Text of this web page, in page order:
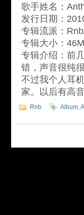
歌手姓名：
发行日期：
专辑流派：
专辑大小：
专辑介绍：前
错，声音很纯
不过我个人耳
家。以后有高
Rnb Album,